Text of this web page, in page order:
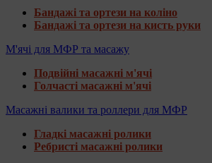
Бандажі та ортези на коліно
Бандажі та ортези на кисть руки
М'ячі для МФР та масажу
Подвійні масажні м'ячі
Голчасті масажні м'ячі
Масажні валики та роллери для МФР
Гладкі масажні ролики
Ребристі масажні ролики